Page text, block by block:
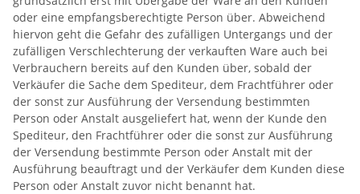
oder eine empfangsberechtigte Person über. Abweichend
hiervon geht die Gefahr des zufälligen Untergangs und der
zufälligen Verschlechterung der verkauften Ware auch bei
Verbrauchern bereits auf den Kunden über, sobald der
Verkäufer die Sache dem Spediteur, dem Frachtführer oder
der sonst zur Ausführung der Versendung bestimmten
Person oder Anstalt ausgeliefert hat, wenn der Kunde den
Spediteur, den Frachtführer oder die sonst zur Ausführung
der Versendung bestimmte Person oder Anstalt mit der
Ausführung beauftragt und der Verkäufer dem Kunden diese
Person oder Anstalt zuvor nicht benannt hat.